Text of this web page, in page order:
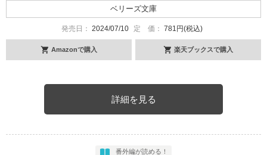
ベリーズ文庫
発売日： 2024/07/10 定 価： 781円(税込)
Amazonで購入 楽天ブックスで購入
詳細を見る
番外編が読める！